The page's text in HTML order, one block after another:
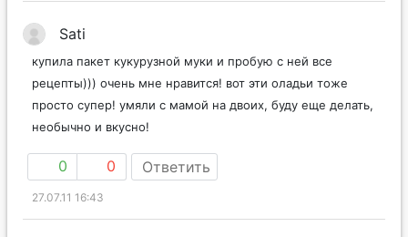
Sati
купила пакет кукурузной муки и пробую с ней все
рецепты))) очень мне нравится! вот эти оладьи тоже
просто супер! умяли с мамой на двоих, буду еще делать,
необычно и вкусно!
0 0 Ответить
27.07.11 16:43